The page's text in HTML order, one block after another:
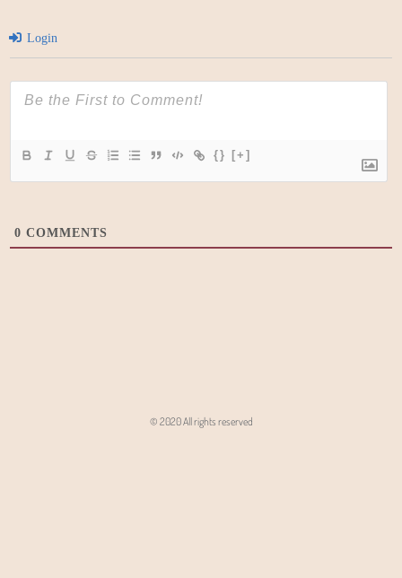
Login
{} [+]
0 COMMENTS
© 2020 All rights reserved